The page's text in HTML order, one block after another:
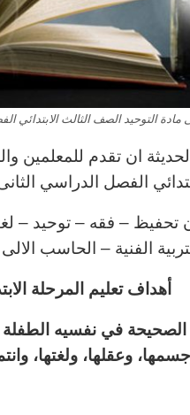
التوحيد الصف الثالث الابتدائي الفصل
ان تقدم للمعلمين
الفصل الدراسي الثانى 1443
– فقه – توحيد – لغتى
الفنية – الحاسب الالى
أهداف تعليم المرحلة
في نفسيه الطفلة
وعقلها، ولغتها،